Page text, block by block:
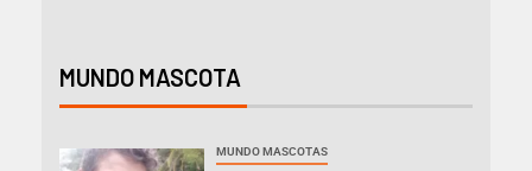
MUNDO MASCOTA
MUNDO MASCOTAS